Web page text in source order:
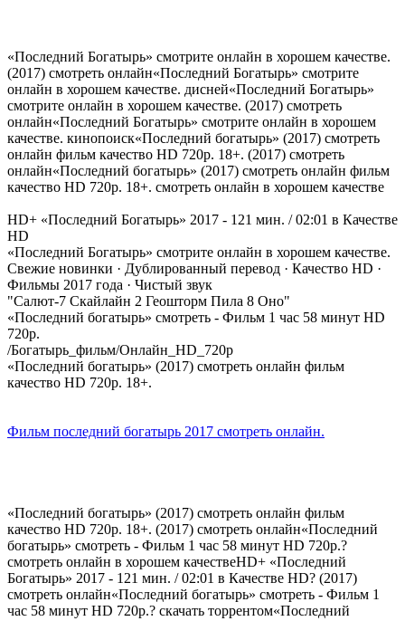
«Последний Богатырь» смотрите онлайн в хорошем качестве.
(2017) смотреть онлайн«Последний Богатырь» смотрите
онлайн в хорошем качестве. дисней«Последний Богатырь»
смотрите онлайн в хорошем качестве. (2017) смотреть
онлайн«Последний Богатырь» смотрите онлайн в хорошем
качестве. кинопоиск«Последний богатырь» (2017) смотреть
онлайн фильм качество HD 720p. 18+. (2017) смотреть
онлайн«Последний богатырь» (2017) смотреть онлайн фильм
качество HD 720p. 18+. смотреть онлайн в хорошем качестве
HD+ «Последний Богатырь» 2017 - 121 мин. / 02:01 в Качестве
HD‎
«Последний Богатырь» смотрите онлайн в хорошем качестве.
Свежие новинки · Дублированный перевод · Качество HD ·
Фильмы 2017 года · Чистый звук
"Салют-7 Скайлайн 2 Геошторм Пила 8 Оно"
«Последний богатырь» смотреть - Фильм 1 час 58 минут HD
720p.‎
/Богатырь_фильм/Онлайн_HD_720p‎
«Последний богатырь» (2017) смотреть онлайн фильм
качество HD 720p. 18+.
Фильм последний богатырь 2017 смотреть онлайн.
«Последний богатырь» (2017) смотреть онлайн фильм
качество HD 720p. 18+. (2017) смотреть онлайн«Последний
богатырь» смотреть - Фильм 1 час 58 минут HD 720p.?
смотреть онлайн в хорошем качествеHD+ «Последний
Богатырь» 2017 - 121 мин. / 02:01 в Качестве HD? (2017)
смотреть онлайн«Последний богатырь» смотреть - Фильм 1
час 58 минут HD 720p.? скачать торрентом«Последний